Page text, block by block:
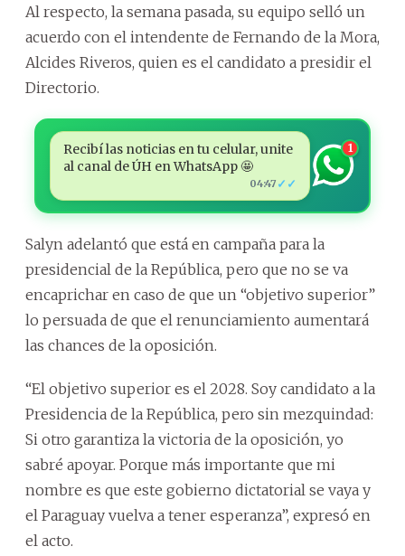
Al respecto, la semana pasada, su equipo selló un
acuerdo con el intendente de Fernando de la Mora,
Alcides Riveros, quien es el candidato a presidir el
Directorio.
Recibí las noticias en tu celular, unite
al canal de ÚH en WhatsApp 🤩
04:47 ✓✓
1
Salyn adelantó que está en campaña para la
presidencial de la República, pero que no se va
encaprichar en caso de que un “objetivo superior”
lo persuada de que el renunciamiento aumentará
las chances de la oposición.
“El objetivo superior es el 2028. Soy candidato a la
Presidencia de la República, pero sin mezquindad:
Si otro garantiza la victoria de la oposición, yo
sabré apoyar. Porque más importante que mi
nombre es que este gobierno dictatorial se vaya y
el Paraguay vuelva a tener esperanza”, expresó en
el acto.